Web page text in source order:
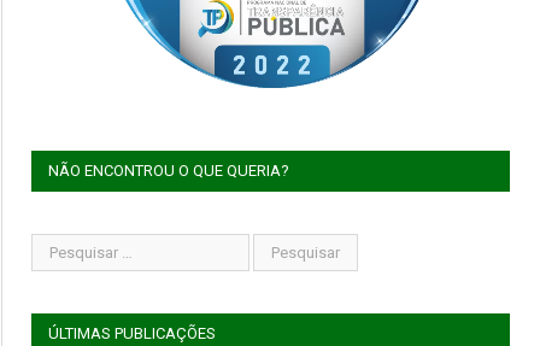
NÃO ENCONTROU O QUE QUERIA?
ÚLTIMAS PUBLICAÇÕES